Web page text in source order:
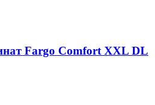
Fargo Comfort XXL DL